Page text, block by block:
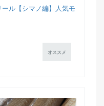
ル【シマノ編】人気モ
オススメ